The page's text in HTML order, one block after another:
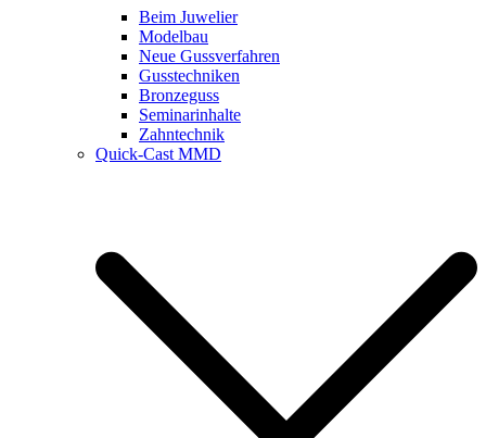
Beim Juwelier
Modelbau
Neue Gussverfahren
Gusstechniken
Bronzeguss
Seminarinhalte
Zahntechnik
Quick-Cast MMD